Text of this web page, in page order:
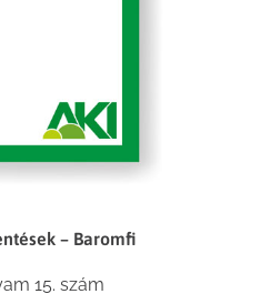
– Baromfi
15. szám